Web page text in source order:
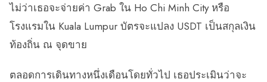
ไม่ว่าเธอจะจ่ายค่า Grab ใน Ho Chi Minh City หรือ
โรงแรมใน Kuala Lumpur บัตรจะแปลง USDT เป็นสกุลเงิน
ท้องถิ่น ณ จุดขาย
ตลอดการเดินทางหนึ่งเดือนโดยทั่วไป เธอประเมินว่าจะ